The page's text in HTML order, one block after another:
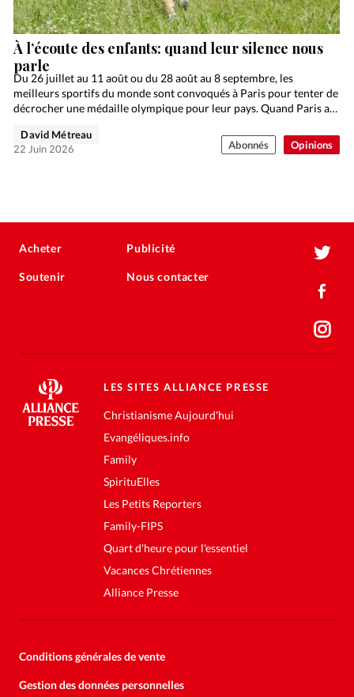
Opinions
À l’écoute des enfants: quand leur silence nous
parle
Du 26 juillet au 11 août ou du 28 août au 8 septembre, les
meilleurs sportifs du monde sont convoqués à Paris pour tenter de
décrocher une médaille olympique pour leur pays. Quand Paris a…
David Métreau
22 Juin 2026
Abonnés
Acheter
Soutenir
Publicité
Nous contacter
LES SITES ALLIANCE PRESSE
Christianisme Aujourd'hui
Evangéliques.info
Family
SpirituElles
Les Petits Reporters
Family-FIPS
Quart d'heure pour l'essentiel
Vacances Chrétiennes
Alliance Presse
Conditions générales de vente
Gestion des données personnelles